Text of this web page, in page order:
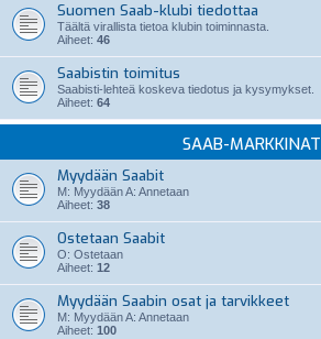
Suomen Saab-klubi tiedottaa
Täältä virallista tietoa klubin toiminnasta.
Aiheet: 46
Saabistin toimitus
Saabisti-lehteä koskeva tiedotus ja kysymykset.
Aiheet: 64
SAAB-MARKKINAT
Myydään Saabit
M: Myydään A: Annetaan
Aiheet: 38
Ostetaan Saabit
O: Ostetaan
Aiheet: 12
Myydään Saabin osat ja tarvikkeet
M: Myydään A: Annetaan
Aiheet: 100